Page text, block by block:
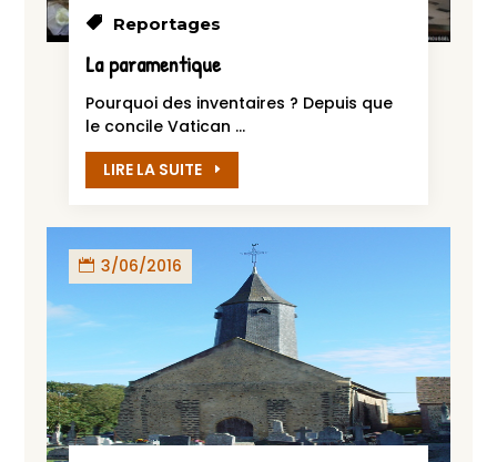
Reportages
La paramentique
Pourquoi des inventaires ? Depuis que
le concile Vatican ...
LIRE LA SUITE
3/06/2016